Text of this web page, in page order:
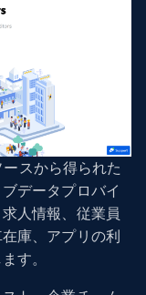
スから得られた
データプロバイ
人情報、従業員
庫、アプリの利
す。